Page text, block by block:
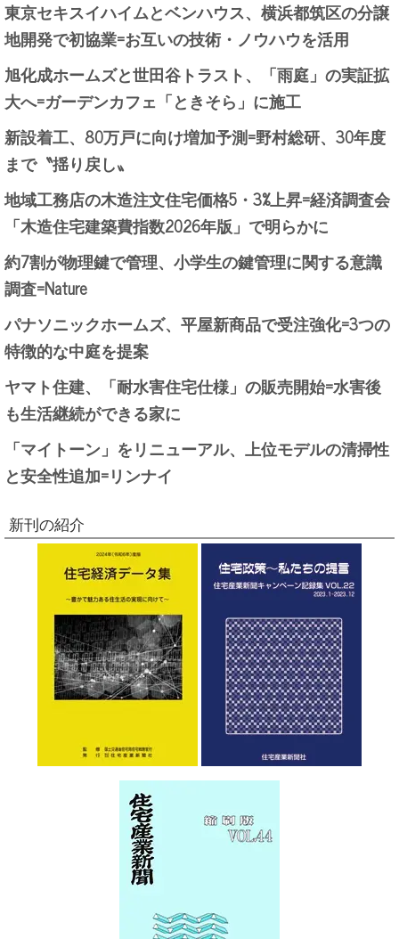
東京セキスイハイムとベンハウス、横浜都筑区の分譲
地開発で初協業=お互いの技術・ノウハウを活用
旭化成ホームズと世田谷トラスト、「雨庭」の実証拡
大へ=ガーデンカフェ「ときそら」に施工
新設着工、80万戸に向け増加予測=野村総研、30年度
まで〝揺り戻し〟
地域工務店の木造注文住宅価格5・3%上昇=経済調査会
「木造住宅建築費指数2026年版」で明らかに
約7割が物理鍵で管理、小学生の鍵管理に関する意識
調査=Nature
パナソニックホームズ、平屋新商品で受注強化=3つの
特徴的な中庭を提案
ヤマト住建、「耐水害住宅仕様」の販売開始=水害後
も生活継続ができる家に
「マイトーン」をリニューアル、上位モデルの清掃性
と安全性追加=リンナイ
新刊の紹介